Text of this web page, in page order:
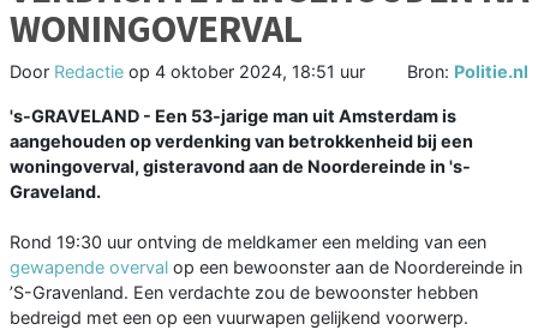
WONINGOVERVAL
Door Redactie op 4 oktober 2024, 18:51 uur Bron: Politie.nl
's-GRAVELAND - Een 53-jarige man uit Amsterdam is
aangehouden op verdenking van betrokkenheid bij een
woningoverval, gisteravond aan de Noordereinde in 's-
Graveland.
Rond 19:30 uur ontving de meldkamer een melding van een
gewapende overval op een bewoonster aan de Noordereinde in
’S-Gravenland. Een verdachte zou de bewoonster hebben
bedreigd met een op een vuurwapen gelijkend voorwerp.